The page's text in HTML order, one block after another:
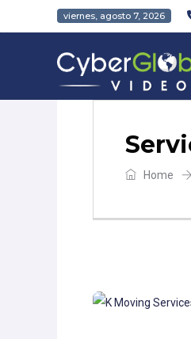
viernes, agosto 7, 2026
Home